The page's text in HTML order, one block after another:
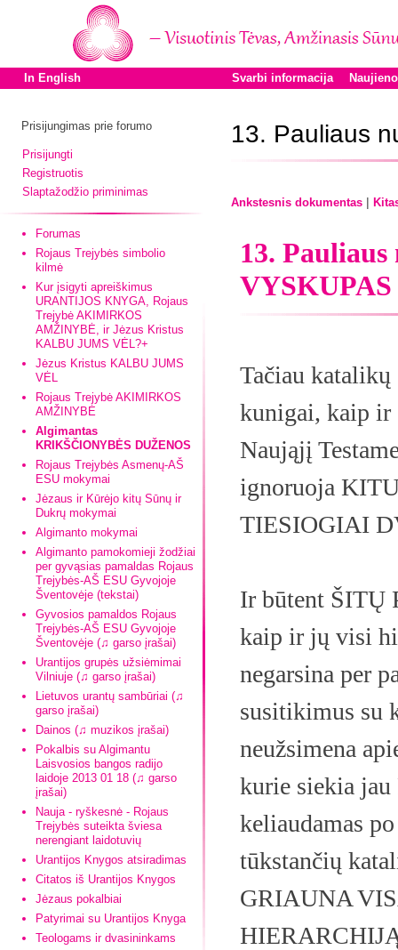
In English Svarbi informacija
Prisijungimas prie forumo
Prisijungti
Registruotis
Slaptažodžio priminimas
Forumas
Rojaus Trejybės simbolio
kilmė
Kur įsigyti apreiškimus
URANTIJOS KNYGA, Rojaus
Trejybė AKIMIRKOS
AMŽINYBĖ, ir Jėzus Kristus
KALBU JUMS VĖL?+
Jėzus Kristus KALBU JUMS
VĖL
Rojaus Trejybė AKIMIRKOS
AMŽINYBĖ
Algimantas
KRIKŠČIONYBĖS DUŽENOS
Rojaus Trejybės Asmenų-AŠ
ESU mokymai
Jėzaus ir Kūrėjo kitų Sūnų ir
Dukrų mokymai
Algimanto mokymai
Algimanto pamokomieji žodžiai
per gyvąsias pamaldas Rojaus
Trejybės-AŠ ESU Gyvojoje
Šventovėje (tekstai)
Gyvosios pamaldos Rojaus
Trejybės-AŠ ESU Gyvojoje
Šventovėje (♫ garso įrašai)
Urantijos grupės užsiėmimai
Vilniuje (♫ garso įrašai)
Lietuvos urantų sambūriai (♫
garso įrašai)
Dainos (♫ muzikos įrašai)
Pokalbis su Algimantu
Laisvosios bangos radijo
laidoje 2013 01 18 (♫ garso
įrašai)
Nauja - ryškesnė - Rojaus
Trejybės suteikta šviesa
nerengiant laidotuvių
Urantijos Knygos atsiradimas
Citatos iš Urantijos Knygos
Jėzaus pokalbiai
Patyrimai su Urantijos Knyga
Teologams ir dvasininkams
13. Pauliaus
Ankstesnis dokumentas |
13.
VYSKUPAS
Tačiau
kunigai, kaip
Naująjį
ignoruoja
TIESIOGIAI
Ir būtent ŠITŲ
kaip ir jų visi
negarsina per
susitikimus su
neužsimena
kurie siekia
keliaudamas
tūkstančių
GRIAUNA